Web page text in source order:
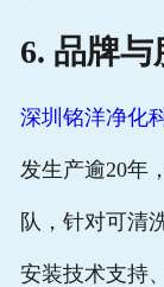
6. 品牌
深圳铭洋净化
发生产逾20年
队，针对可清
安装技术支持